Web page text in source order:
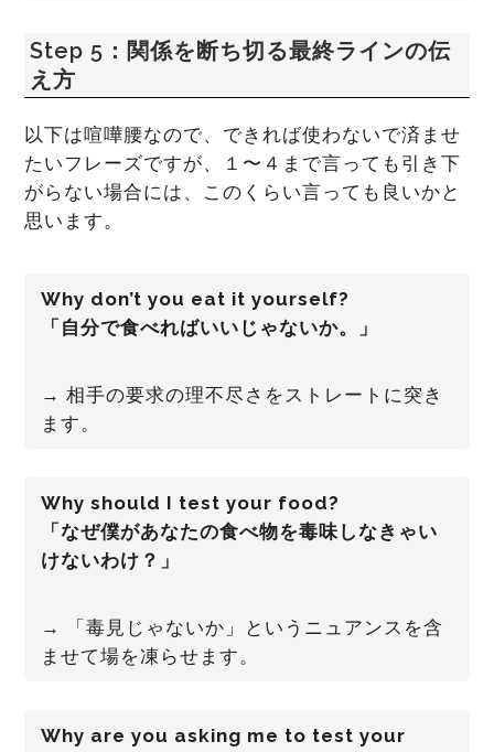
Step 5：関係を断ち切る最終ラインの伝
え方
以下は喧嘩腰なので、できれば使わないで済ませ
たいフレーズですが、１〜４まで言っても引き下
がらない場合には、このくらい言っても良いかと
思います。
Why don’t you eat it yourself?
「自分で食べればいいじゃないか。」
→ 相手の要求の理不尽さをストレートに突き
ます。
Why should I test your food?
「なぜ僕があなたの食べ物を毒味しなきゃい
けないわけ？」
→ 「毒見じゃないか」というニュアンスを含
ませて場を凍らせます。
Why are you asking me to test your